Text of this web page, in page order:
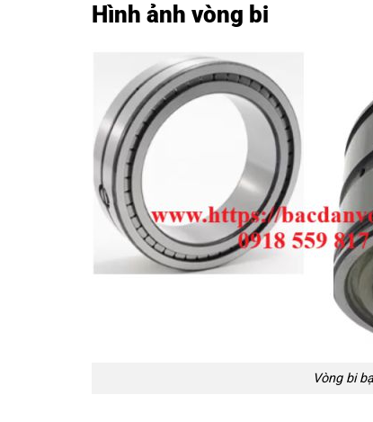
Hình ảnh vòng bi
Vòng bi